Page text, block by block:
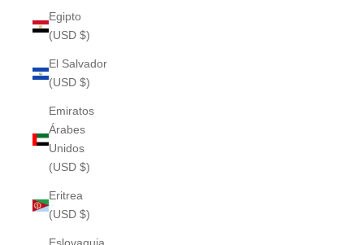
Egipto
(USD $)
El Salvador
(USD $)
Emiratos
Árabes
Unidos
(USD $)
Eritrea
(USD $)